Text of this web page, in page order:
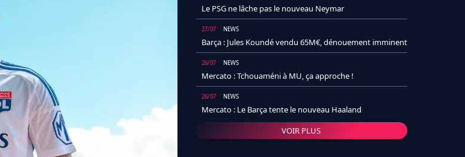
Le PSG ne lâche pas le nouveau Neymar
27/07 NEWS
Barça : Jules Koundé vendu 65M€, dénouement imminent
26/07 NEWS
Mercato : Tchouaméni à MU, ça approche !
26/07 NEWS
Mercato : Le Barça tente le nouveau Haaland
VOIR PLUS